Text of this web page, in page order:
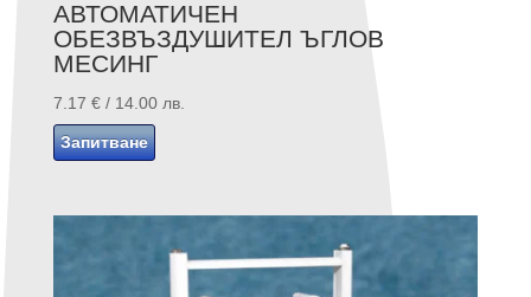
АВТОМАТИЧЕН
ОБЕЗВЪЗДУШИТЕЛ ЪГЛОВ
МЕСИНГ
7.17 € / 14.00 лв.
Запитване